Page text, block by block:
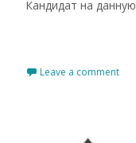
Кандидат на данную
Leave a comment